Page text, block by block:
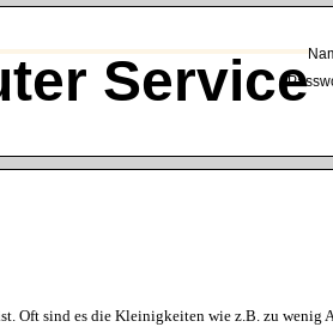
Service
Oft sind es die Kleinigkeiten wie z.B. zu wenig